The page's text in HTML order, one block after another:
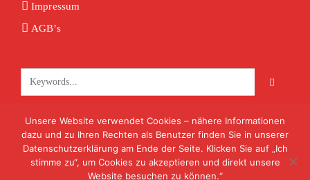
Impressum
AGB’s
KONTAKT
info@volksmusik-unterfranken.de
Unsere Website verwendet Cookies – nähere Informationen
dazu und zu Ihren Rechten als Benutzer finden Sie in unserer
Datenschutzerklärung am Ende der Seite. Klicken Sie auf „Ich
stimme zu“, um Cookies zu akzeptieren und direkt unsere
Website besuchen zu können.“